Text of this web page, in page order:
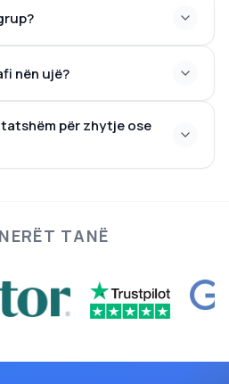
nën ujë?
për zhytje ose
TANË